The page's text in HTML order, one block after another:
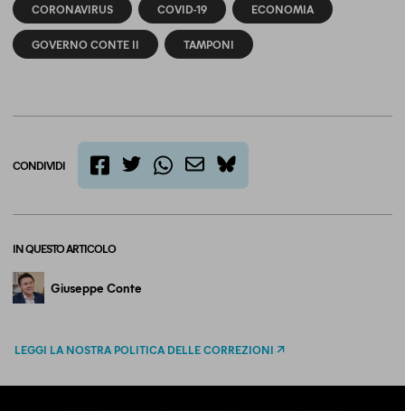
CORONAVIRUS COVID-19 ECONOMIA
GOVERNO CONTE II TAMPONI
CONDIVIDI
bluesky
IN QUESTO ARTICOLO
Giuseppe Conte
LEGGI LA NOSTRA POLITICA DELLE CORREZIONI